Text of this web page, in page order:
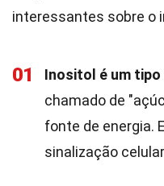
interessantes sobre o
01 Inositol é um tipo
chamado de
fonte de energia.
sinalização